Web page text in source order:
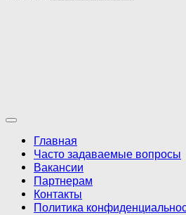
Главная
Часто задаваемые вопросы
Вакансии
Партнерам
Контакты
Политика